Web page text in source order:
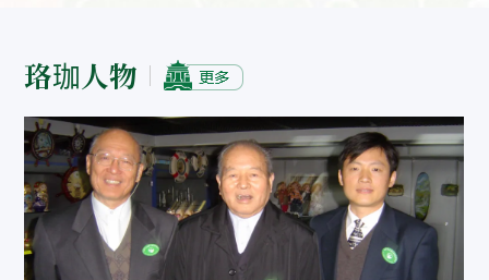
珞珈人物